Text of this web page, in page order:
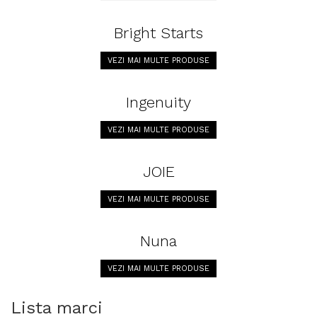
Bright Starts
VEZI MAI MULTE PRODUSE
Ingenuity
VEZI MAI MULTE PRODUSE
JOIE
VEZI MAI MULTE PRODUSE
Nuna
VEZI MAI MULTE PRODUSE
Lista marci